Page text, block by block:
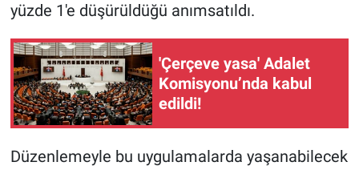
yüzde 1'e düşürüldüğü anımsatıldı.
'Çerçeve yasa' Adalet
Komisyonu’nda kabul
edildi!
Düzenlemeyle bu uygulamalarda yaşanabilecek